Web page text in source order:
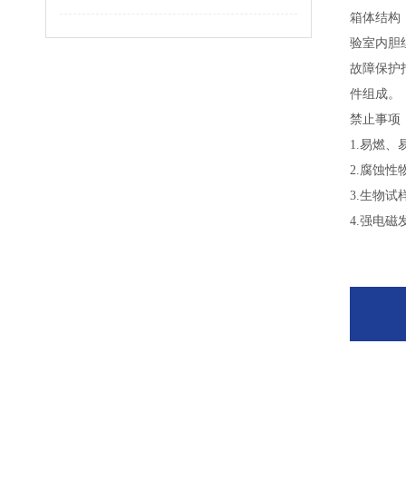
箱体结构
验室内胆
故障保护
件组成。
禁止事项
1.易燃、
2.腐蚀性
3.生物试
4.强电磁